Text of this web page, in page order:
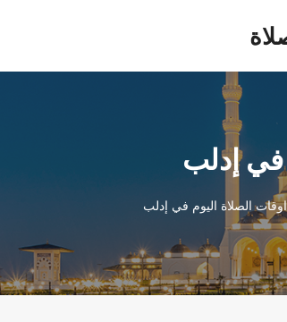
في إدلب
اوقات الصلاة اليوم في إدلب